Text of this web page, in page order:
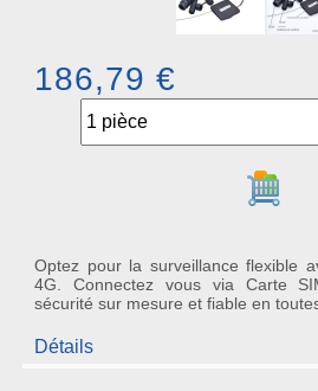
186,79 €
Ajouter
Optez pour la surveillance flexible
4G. Connectez vous via Carte
sécurité sur mesure et fiable en
Détails